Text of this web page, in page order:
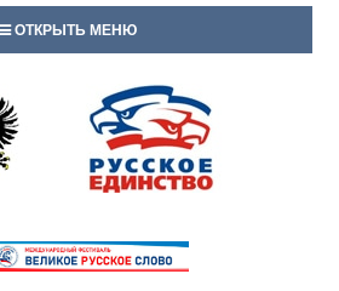
ОТКРЫТЬ МЕНЮ